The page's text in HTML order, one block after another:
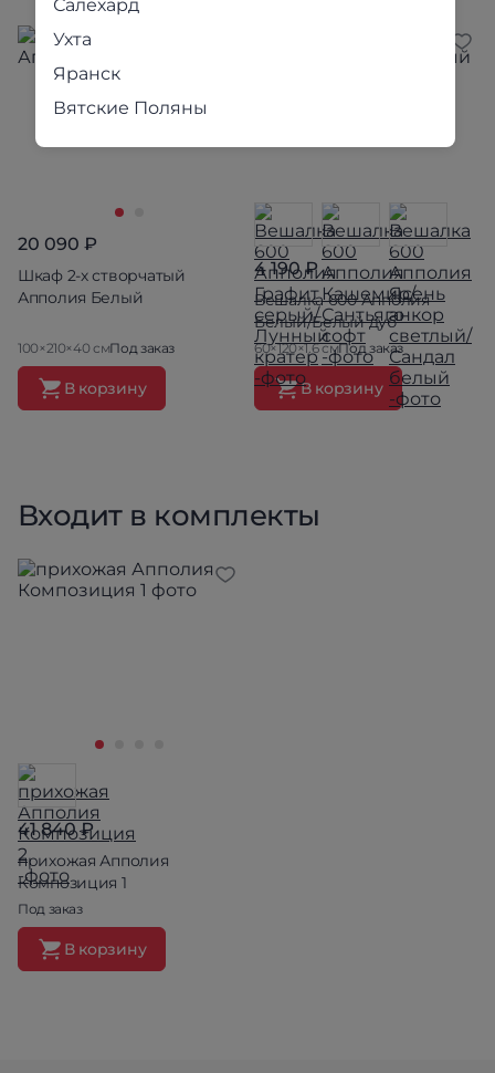
20 090 ₽
Шкаф 2-х створчатый
Апполия Белый
100×210×40 смПод заказ
В корзину
4 190 ₽
Вешалка 600 Апполия
Белый/Белый дуб
60×120×1.6 смПод заказ
В корзину
Входит в комплекты
41 840 ₽
прихожая Апполия
Композиция 1
Под заказ
В корзину
Салехард
Ухта
Яранск
Вятские Поляны